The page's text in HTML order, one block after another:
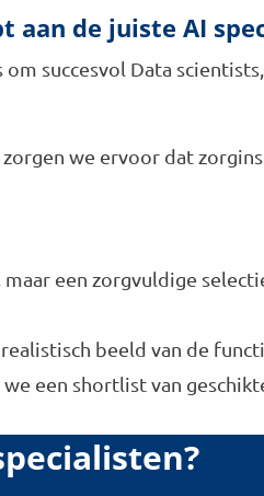
aan de juiste AI
succesvol Data
we ervoor dat
maar een zorgvuldige
beeld van de
een shortlist van